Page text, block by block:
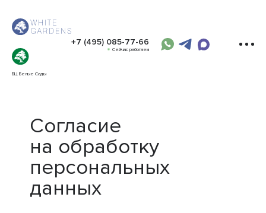
БЦ Белые Сады
+7 (495) 085-77-66
Сейчас работаем
Согласие
на обработку
персональных
данных